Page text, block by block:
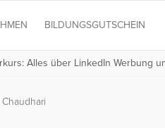
BILDUNGSGUTSCHEIN
Alles über LinkedIn Werbung